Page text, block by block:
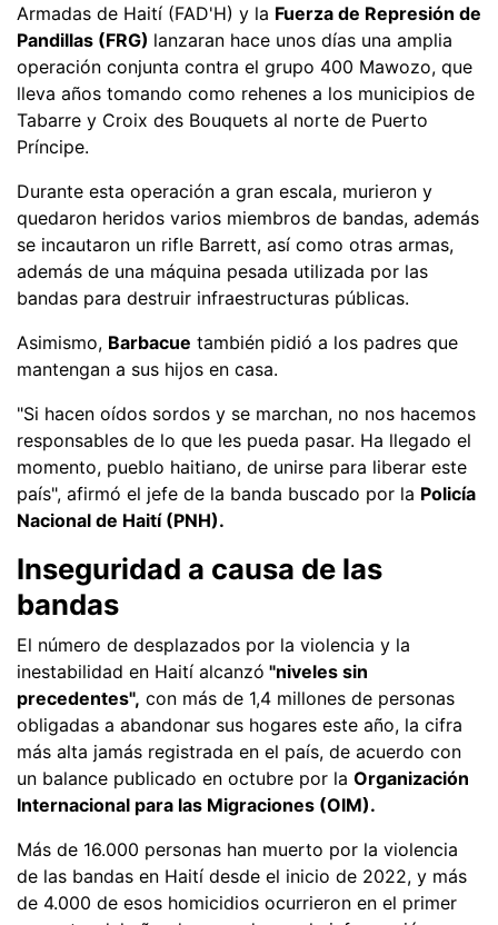
Armadas de Haití (FAD'H) y la Fuerza de Represión de
Pandillas (FRG) lanzaran hace unos días una amplia
operación conjunta contra el grupo 400 Mawozo, que
lleva años tomando como rehenes a los municipios de
Tabarre y Croix des Bouquets al norte de Puerto
Príncipe.
Durante esta operación a gran escala, murieron y
quedaron heridos varios miembros de bandas, además
se incautaron un rifle Barrett, así como otras armas,
además de una máquina pesada utilizada por las
bandas para destruir infraestructuras públicas.
Asimismo, Barbacue también pidió a los padres que
mantengan a sus hijos en casa.
"Si hacen oídos sordos y se marchan, no nos hacemos
responsables de lo que les pueda pasar. Ha llegado el
momento, pueblo haitiano, de unirse para liberar este
país", afirmó el jefe de la banda buscado por la Policía
Nacional de Haití (PNH).
Inseguridad a causa de las
bandas
El número de desplazados por la violencia y la
inestabilidad en Haití alcanzó "niveles sin
precedentes", con más de 1,4 millones de personas
obligadas a abandonar sus hogares este año, la cifra
más alta jamás registrada en el país, de acuerdo con
un balance publicado en octubre por la Organización
Internacional para las Migraciones (OIM).
Más de 16.000 personas han muerto por la violencia
de las bandas en Haití desde el inicio de 2022, y más
de 4.000 de esos homicidios ocurrieron en el primer